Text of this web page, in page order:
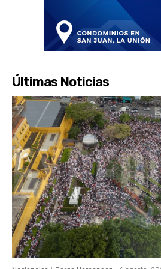
Últimas Noticias